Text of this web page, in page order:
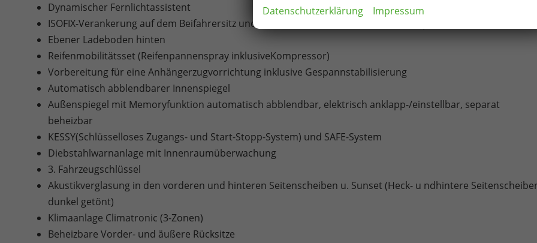
Dynamischer Fernlichtassistent
ISOFIX-Verankerung auf dem Beifahrersitz und den äußeren Rücksitzen inklusive Top-Tether
Ebener Ladeboden hinten
Reifenmobilitätsset (Reifenpannenspray inklusiveKompressor)
Vorbereitung für eine Anhängerzugvorrichtung inklusive Gespannstabilisierung
Automatisch abblendbarer Innenspiegel
Außenspiegel mit Memoryfunktion automatisch abblendbar, elektrisch anklapp-/einstellbar, separat
beheizbar
KESSY(Schlüsselloses Zugangs- und Start-Stopp-System) und SAFE-System
Diebstahlwarnanlage mit Innenraumüberwachung
3. Fahrzeugschlüssel
Akustikverglasung in den vorderen und hinteren Seitenscheiben u. Sunset (Heck- u ndhintere
dunkel getönt)
Klimaanlage Climatronic (3-Zonen)
Beheizbare Vorder- und äußere Rücksitze
Datenschutzerklärung Impressum